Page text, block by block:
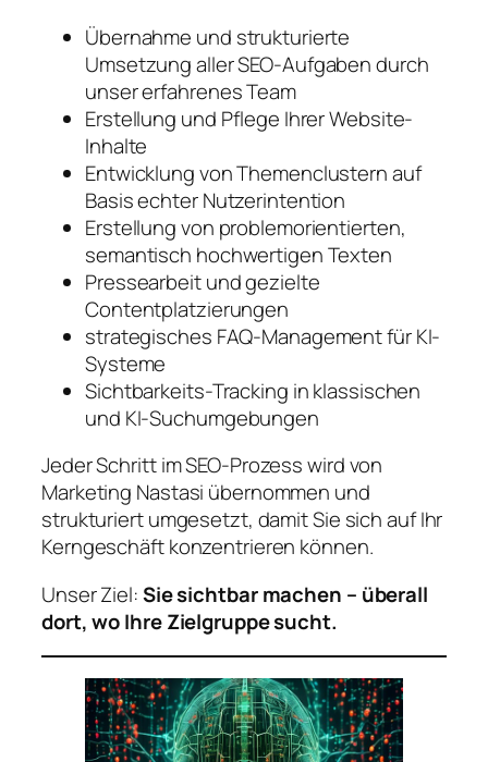
Übernahme und strukturierte
Umsetzung aller SEO-Aufgaben durch
unser erfahrenes Team
Erstellung und Pflege Ihrer Website-
Inhalte
Entwicklung von Themenclustern auf
Basis echter Nutzerintention
Erstellung von problemorientierten,
semantisch hochwertigen Texten
Pressearbeit und gezielte
Contentplatzierungen
strategisches FAQ-Management für KI-
Systeme
Sichtbarkeits-Tracking in klassischen
und KI-Suchumgebungen
Jeder Schritt im SEO-Prozess wird von
Marketing Nastasi übernommen und
strukturiert umgesetzt, damit Sie sich auf Ihr
Kerngeschäft konzentrieren können.
Unser Ziel:Sie sichtbar machen – überall
dort, wo Ihre Zielgruppe sucht.